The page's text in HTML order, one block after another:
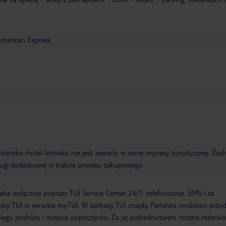
Express
hotel-lotnisko nie jest zawarty w cenie imprezy turystycznej.
dodatkowej w trakcie procesu zakupowego.
wyłącznie poprzez TUI Service Center 24/7: telefonicznie, SMS i za
TUI w serwisie myTUI. W aplikacji TUI znajdą Państwo mnóstwo
podróży i miejsca wypoczynku. Za jej pośrednictwem można